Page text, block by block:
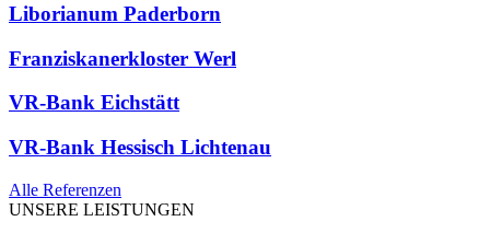
Liborianum Paderborn
Franziskanerkloster Werl
VR-Bank Eichstätt
VR-Bank Hessisch Lichtenau
Alle Referenzen
UNSERE LEISTUNGEN